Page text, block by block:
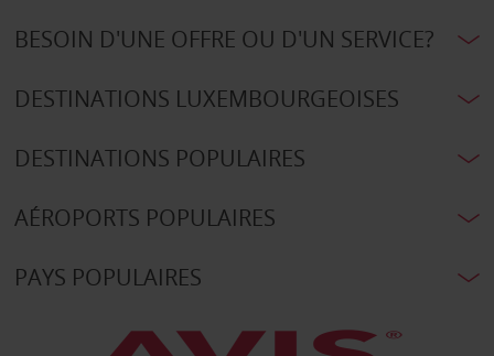
BESOIN D'UNE OFFRE OU D'UN SERVICE?
DESTINATIONS LUXEMBOURGEOISES
DESTINATIONS POPULAIRES
AÉROPORTS POPULAIRES
PAYS POPULAIRES